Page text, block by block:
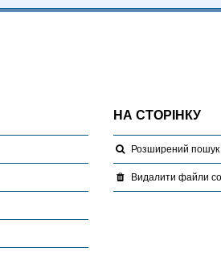
НА СТОРІНКУ
Розширений пошук
Видалити файли